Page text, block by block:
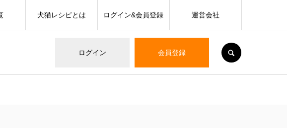
ログイン 会員登録
犬猫レシピとは ログイン&会員登録 運営会社